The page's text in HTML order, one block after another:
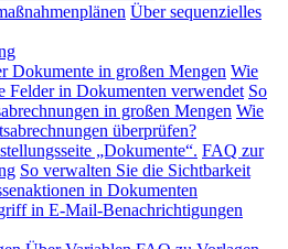
Über sequenzielles
Dokumente in großen Mengen Wie
Felder in Dokumenten verwendet So
in großen Mengen Wie
überprüfen?
„Dokumente“. FAQ zur
So verwalten Sie die Sichtbarkeit
in Dokumenten
in E-Mail-Benachrichtigungen